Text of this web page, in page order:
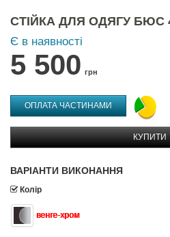
СТІЙКА ДЛЯ ОДЯГУ БЮС 4
Є в наявності
5 500 грн
ОПЛАТА ЧАСТИНАМИ
КУПИТИ
ВАРІАНТИ ВИКОНАННЯ
Колір
венге-хром